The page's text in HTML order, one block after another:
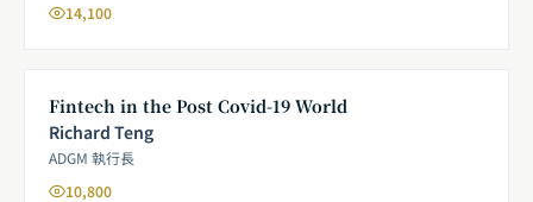
14,100
Fintech in the Post Covid-19 World
Richard Teng
ADGM 執行長
10,800